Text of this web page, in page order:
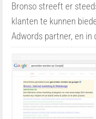
Bronso streeft er
klanten te kunnen
Adwords partner, en